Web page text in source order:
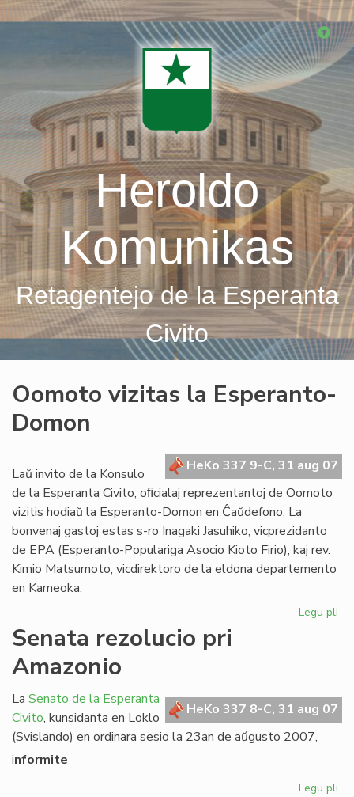
Skip
Heroldo
Komunikas
Retagentejo de la Esperanta
Civito
Oomoto vizitas la Esperanto-
Domon
HeKo 337 9-C, 31 aug 07
Laŭ invito de la Konsulo
de la Esperanta Civito, oﬁcialaj reprezentantoj de Oomoto
vizitis hodiaŭ la Esperanto-Domon en Ĉaŭdefono. La
bonvenaj gastoj estas s-ro Inagaki Jasuhiko, vicprezidanto
de EPA (Esperanto-Populariga Asocio Kioto Firio), kaj rev.
Kimio Matsumoto, vicdirektoro de la eldona departemento
en Kameoka.
Legu pli
Senata rezolucio pri
Amazonio
HeKo 337 8-C, 31 aug 07
La Senato de la Esperanta
Civito, kunsidanta en Loklo
(Svislando) en ordinara sesio la 23an de aŭgusto 2007,
informite
Legu pli